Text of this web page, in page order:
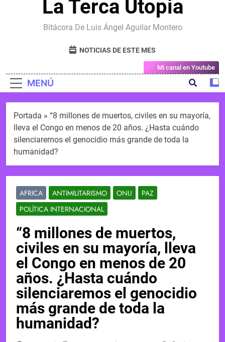
La Terca Utopia
Bitácora De Luis Ángel Aguilar Montero
NOTICIAS DE ESTE MES
MENÚ
Mi canal en Youtube
Portada » “8 millones de muertos, civiles en su mayoría,
lleva el Congo en menos de 20 años. ¿Hasta cuándo
silenciaremos el genocidio más grande de toda la
humanidad?
AFRICA ANTIMILITARISMO ONU
PAZ
POLÍTICA INTERNACIONAL
“8 millones de muertos,
civiles en su mayoría, lleva
el Congo en menos de 20
años. ¿Hasta cuándo
silenciaremos el genocidio
más grande de toda la
humanidad?